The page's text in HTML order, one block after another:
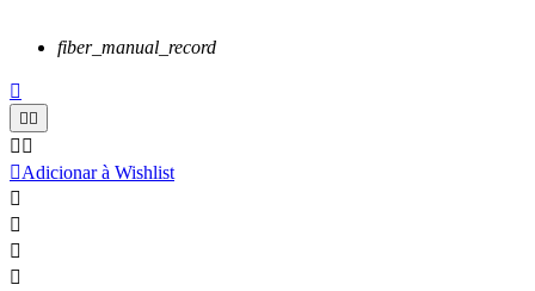
fiber_manual_record

 
 
Adicionar à Wishlist



